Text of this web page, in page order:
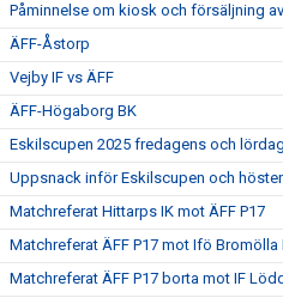
Påminnelse om kiosk och försäljning
ÄFF-Åstorp
Vejby IF vs ÄFF
ÄFF-Högaborg BK
Eskilscupen 2025 fredagens och
Uppsnack inför Eskilscupen och
Matchreferat Hittarps IK mot ÄFF P17
Matchreferat ÄFF P17 mot Ifö Bromölla
Matchreferat ÄFF P17 borta mot IF